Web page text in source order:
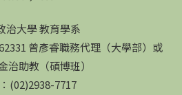
治大學 教育學系
曾彥睿職務代理（大學部）或
治助教（碩博班）
(02)2938-7717